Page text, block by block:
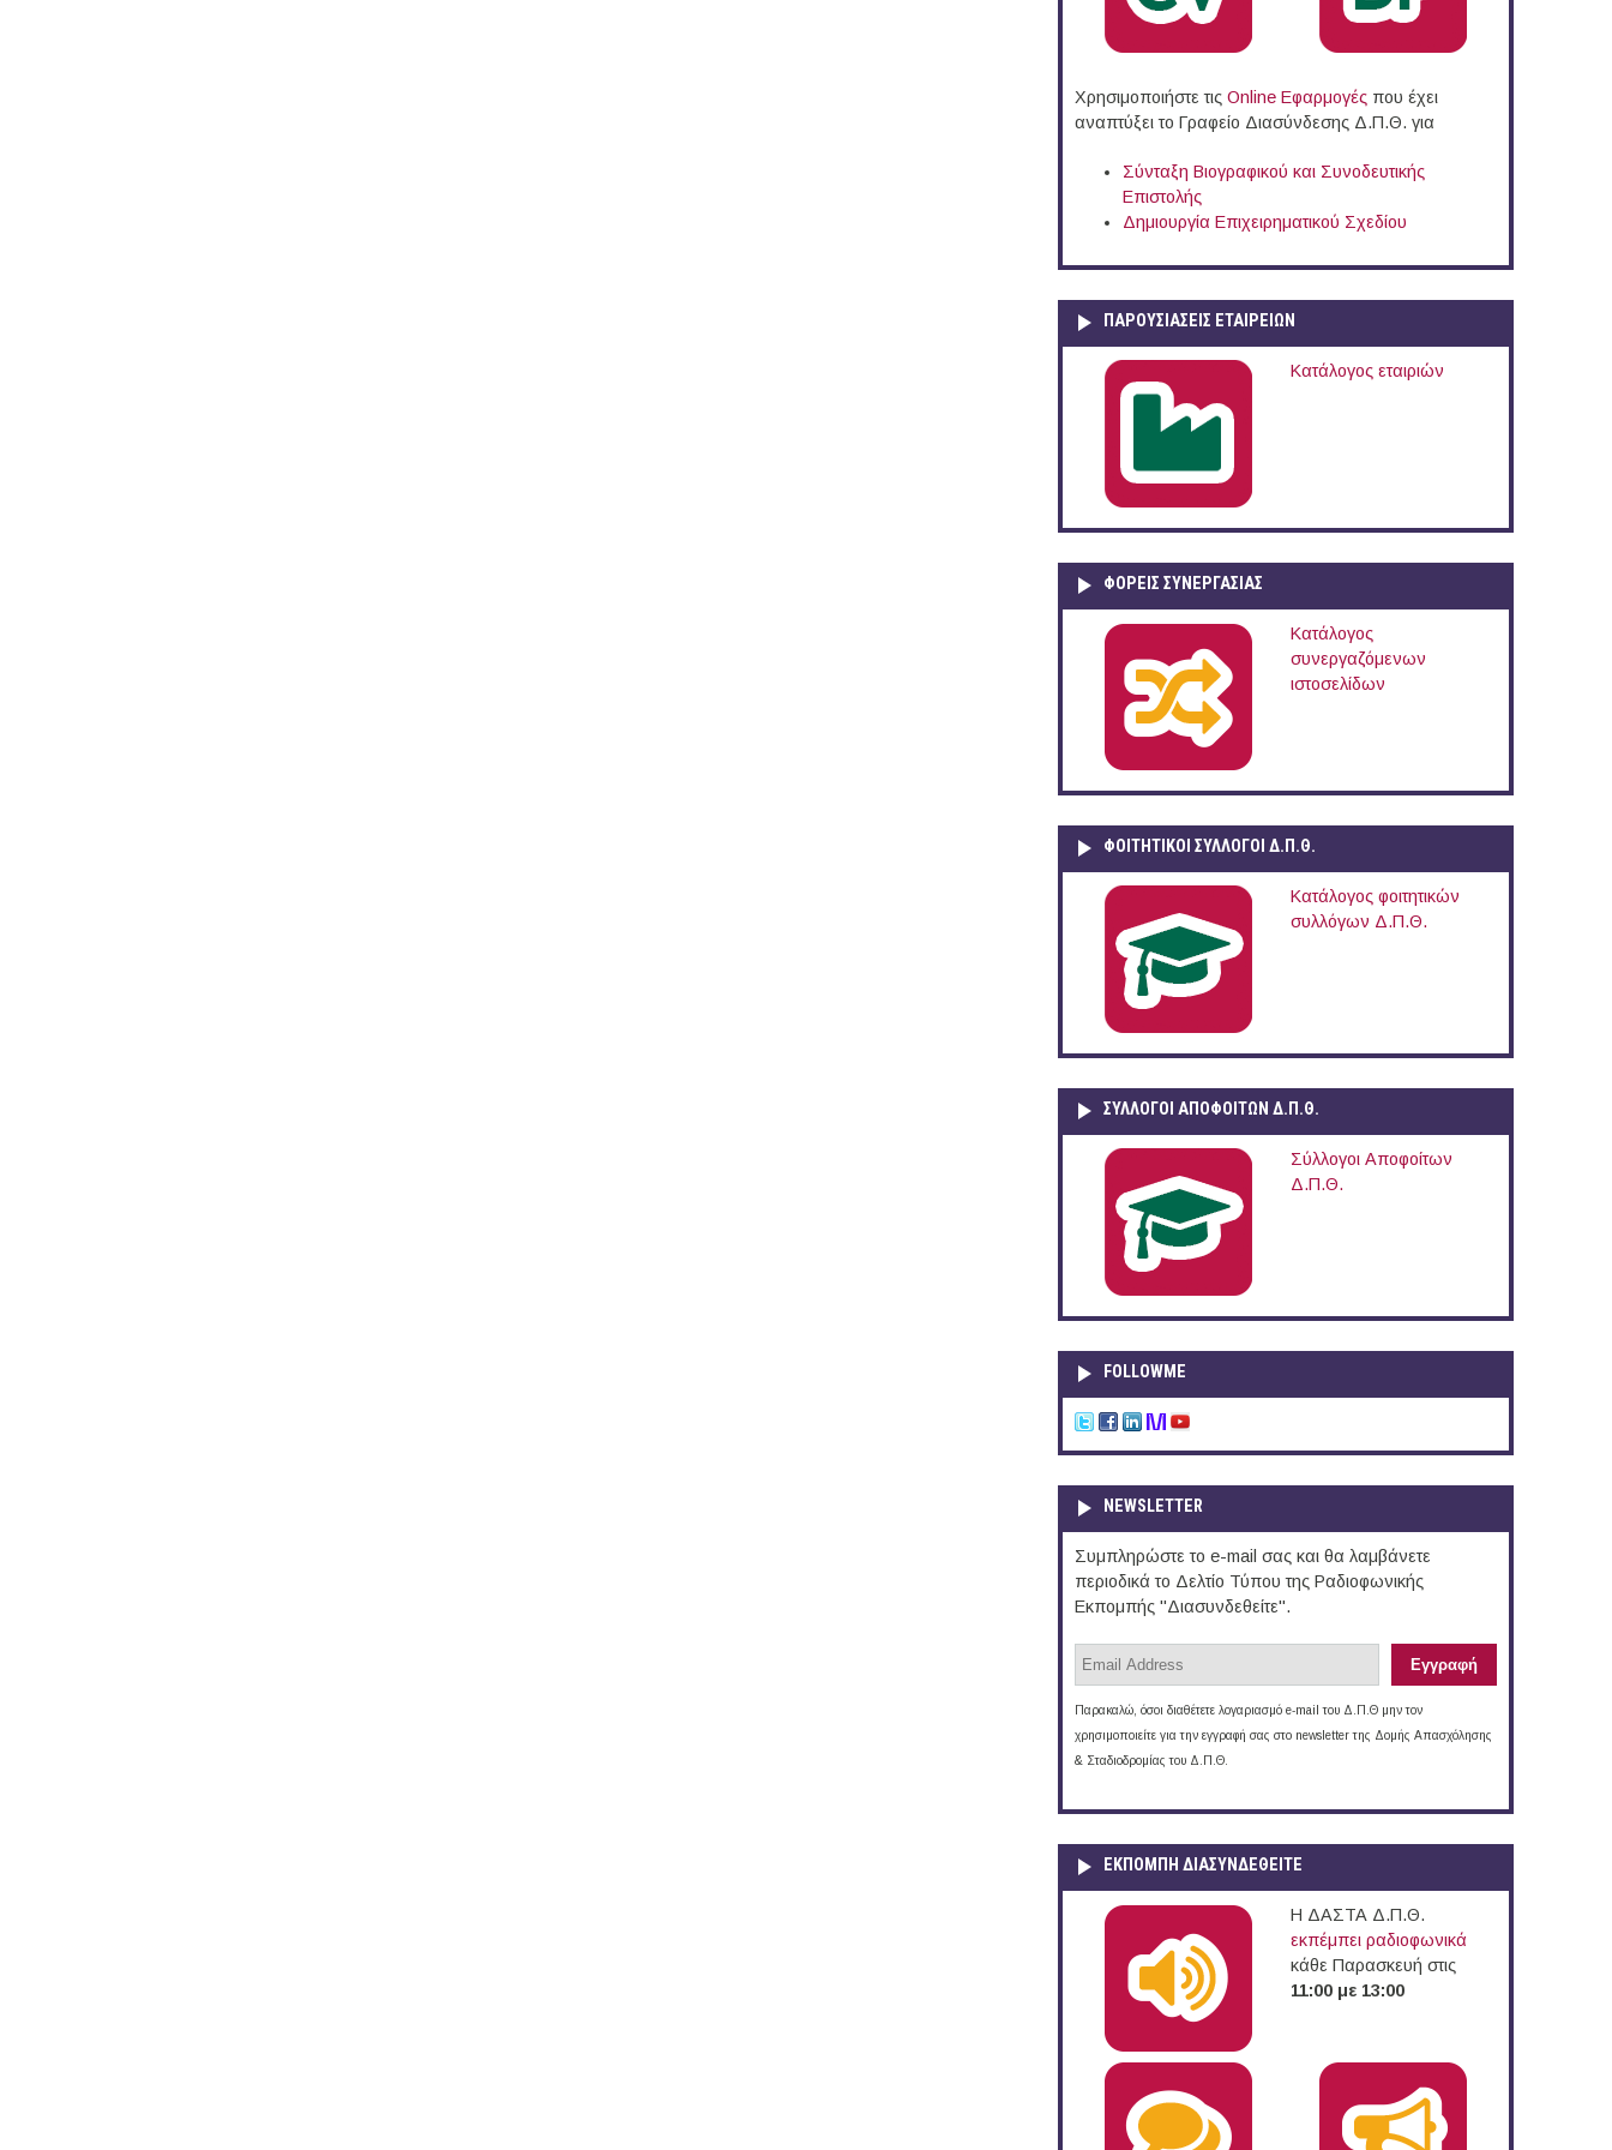
Χρησιμοποιήστε τις Online Eφαρμογές που έχει
αναπτύξει το Γραφείο Διασύνδεσης Δ.Π.Θ. για
Σύνταξη Βιογραφικού και Συνοδευτικής
Επιστολής
Δημιουργία Επιχειρηματικού Σχεδίου
ΠΑΡΟΥΣΙΆΣΕΙΣ ΕΤΑΙΡΕΙΏΝ
Κατάλογος εταιριών
ΦΟΡΕΙΣ ΣΥΝΕΡΓΑΣΙΑΣ
Κατάλογος
συνεργαζόμενων
ιστοσελίδων
ΦΟΙΤΗΤΙΚΟΙ ΣΥΛΛΟΓΟΙ Δ.Π.Θ.
Κατάλογος φοιτητικών
συλλόγων Δ.Π.Θ.
ΣΥΛΛΟΓΟΙ ΑΠΟΦΟΙΤΩΝ Δ.Π.Θ.
Σύλλογοι Αποφοίτων
Δ.Π.Θ.
FOLLOWME
NEWSLETTER
Συμπληρώστε το e-mail σας και θα λαμβάνετε
περιοδικά το Δελτίο Τύπου της Ραδιοφωνικής
Εκπομπής "Διασυνδεθείτε".
Παρακαλώ, όσοι διαθέτετε λογαριασμό e-mail του Δ.Π.Θ μην τον
χρησιμοποιείτε για την εγγραφή σας στο newsletter της Δομής Απασχόλησης
& Σταδιοδρομίας του Δ.Π.Θ.
ΕΚΠΟΜΠΉ ΔΙΑΣΥΝΔΕΘΕΊΤΕ
Η ΔΑΣΤΑ Δ.Π.Θ.
εκπέμπει ραδιοφωνικά
κάθε Παρασκευή στις
11:00 με 13:00